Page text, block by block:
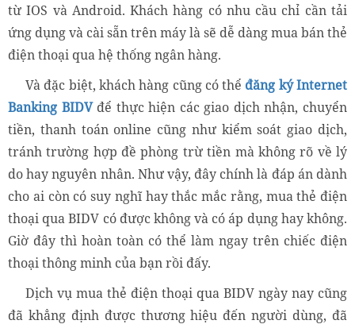
từ IOS và Android. Khách hàng có nhu cầu chỉ cần tải
ứng dụng và cài sẵn trên máy là sẽ dễ dàng mua bán thẻ
điện thoại qua hệ thống ngân hàng.
Và đặc biệt, khách hàng cũng có thể đăng ký Internet
Banking BIDVđể thực hiện các giao dịch nhận, chuyển
tiền, thanh toán online cũng như kiểm soát giao dịch,
tránh trường hợp đề phòng trừ tiền mà không rõ về lý
do hay nguyên nhân. Như vậy, đây chính là đáp án dành
cho ai còn có suy nghĩ hay thắc mắc rằng, mua thẻ điện
thoại qua BIDV có được không và có áp dụng hay không.
Giờ đây thì hoàn toàn có thể làm ngay trên chiếc điện
thoại thông minh của bạn rồi đấy.
Dịch vụ mua thẻ điện thoại qua BIDV ngày nay cũng
đã khẳng định được thương hiệu đến người dùng, đã